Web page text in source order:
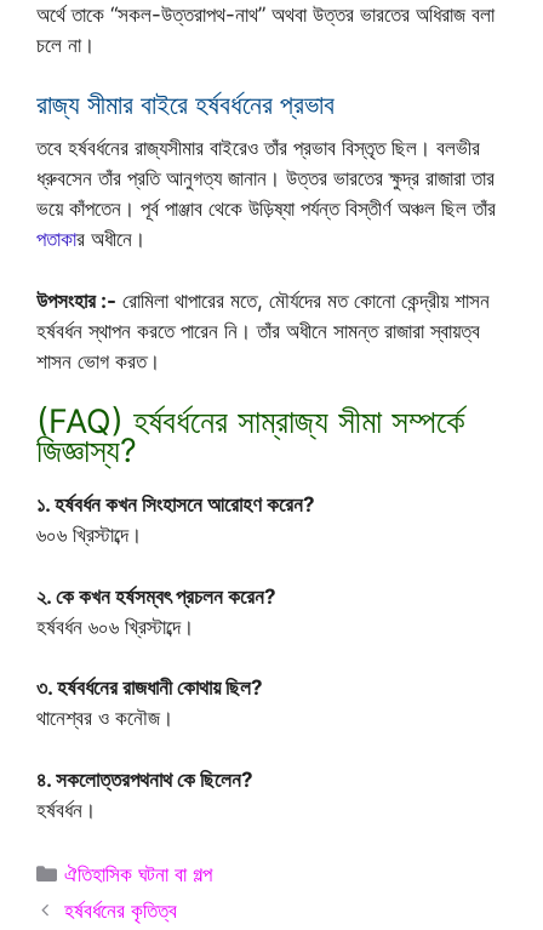
অর্থে তাকে “সকল-উত্তরাপথ-নাথ” অথবা উত্তর ভারতের অধিরাজ বলা
চলে না।
রাজ্য সীমার বাইরে হর্ষবর্ধনের প্রভাব
তবে হর্ষবর্ধনের রাজ্যসীমার বাইরেও তাঁর প্রভাব বিস্তৃত ছিল। বলভীর
ধ্রুবসেন তাঁর প্রতি আনুগত্য জানান। উত্তর ভারতের ক্ষুদ্র রাজারা তার
ভয়ে কাঁপতেন। পূর্ব পাঞ্জাব থেকে উড়িষ্যা পর্যন্ত বিস্তীর্ণ অঞ্চল ছিল তাঁর
পতাকার অধীনে।
উপসংহার :- রোমিলা থাপারের মতে, মৌর্যদের মত কোনো কেন্দ্রীয় শাসন
হর্ষবর্ধন স্থাপন করতে পারেন নি। তাঁর অধীনে সামন্ত রাজারা স্বায়ত্ব
শাসন ভোগ করত।
(FAQ) হর্ষবর্ধনের সাম্রাজ্য সীমা সম্পর্কে
জিজ্ঞাস্য?
১. হর্ষবর্ধন কখন সিংহাসনে আরোহণ করেন?
৬০৬ খ্রিস্টাব্দে।
২. কে কখন হর্ষসম্বৎ প্রচলন করেন?
হর্ষবর্ধন ৬০৬ খ্রিস্টাব্দে।
৩. হর্ষবর্ধনের রাজধানী কোথায় ছিল?
থানেশ্বর ও কনৌজ।
৪. সকলোত্তরপথনাথ কে ছিলেন?
হর্ষবর্ধন।
Categories
ঐতিহাসিক ঘটনা বা গল্প
হর্ষবর্ধনের কৃতিত্ব